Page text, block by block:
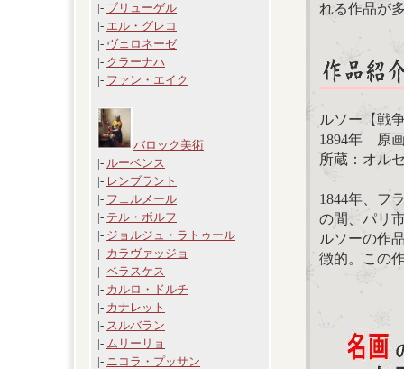
|- ブリューゲル
|- エル・グレコ
|- ヴェロネーゼ
|- クラーナハ
|- ファン・エイク
バロック美術
|- ルーベンス
|- レンブラント
|- フェルメール
|- テル・ボルフ
|- ジョルジュ・ラトゥール
|- カラヴァッジョ
|- ベラスケス
|- カルロ・ドルチ
|- カナレット
|- スルバラン
|- ムリーリョ
|- ニコラ・プッサン
れる作品が
ルソー【戦
1894年 原
所蔵：オル
1844年、フ
の間、パリ
ルソーの作
徴的。この